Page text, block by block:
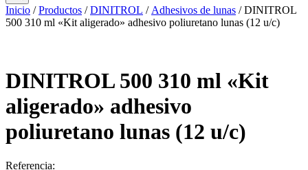
Inicio /Productos /DINITROL / Adhesivos de lunas / DINITROL
500 310 ml «Kit aligerado» adhesivo poliuretano lunas (12 u/c)
DINITROL 500 310 ml «Kit
aligerado» adhesivo
poliuretano lunas (12 u/c)
Referencia: